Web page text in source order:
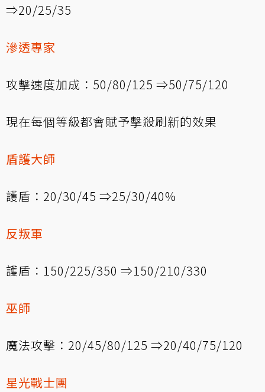
⇒20/25/35
滲透專家
攻擊速度加成：50/80/125 ⇒50/75/120
現在每個等級都會賦予擊殺刷新的效果
盾護大師
護盾：20/30/45 ⇒25/30/40%
反叛軍
護盾：150/225/350 ⇒150/210/330
巫師
魔法攻擊：20/45/80/125 ⇒20/40/75/120
星光戰士團